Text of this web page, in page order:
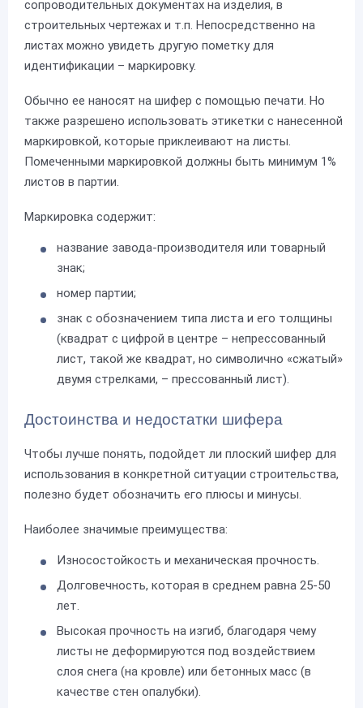
сопроводительных документах на изделия, в
строительных чертежах и т.п. Непосредственно на
листах можно увидеть другую пометку для
идентификации – маркировку.
Обычно ее наносят на шифер с помощью печати. Но
также разрешено использовать этикетки с нанесенной
маркировкой, которые приклеивают на листы.
Помеченными маркировкой должны быть минимум 1%
листов в партии.
Маркировка содержит:
название завода-производителя или товарный
знак;
номер партии;
знак с обозначением типа листа и его толщины
(квадрат с цифрой в центре – непрессованный
лист, такой же квадрат, но символично «сжатый»
двумя стрелками, – прессованный лист).
Достоинства и недостатки шифера
Чтобы лучше понять, подойдет ли плоский шифер для
использования в конкретной ситуации строительства,
полезно будет обозначить его плюсы и минусы.
Наиболее значимые преимущества:
Износостойкость и механическая прочность.
Долговечность, которая в среднем равна 25-50
лет.
Высокая прочность на изгиб, благодаря чему
листы не деформируются под воздействием
слоя снега (на кровле) или бетонных масс (в
качестве стен опалубки).